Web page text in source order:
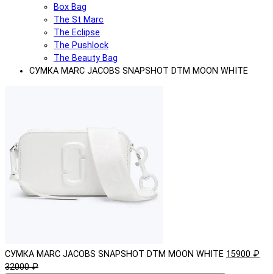
Box Bag
The St Marc
The Eclipse
The Pushlock
The Beauty Bag
СУМКА MARC JACOBS SNAPSHOT DTM MOON WHITE
СУМКА MARC JACOBS SNAPSHOT DTM MOON WHITE 15900 ₽
32000 ₽